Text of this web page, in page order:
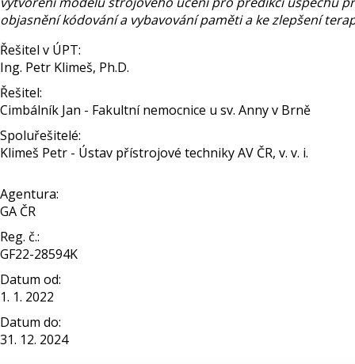
objasnění kódování a vybavování paměti a ke zlepšení
Řešitel v ÚPT:
Ing. Petr Klimeš, Ph.D.
Řešitel:
Cimbálník Jan - Fakultní nemocnice u sv. Anny v Brně
Spoluřešitelé:
Klimeš Petr - Ústav přístrojové techniky AV ČR, v. v. i.
Agentura:
GA ČR
Reg. č.:
GF22-28594K
Datum od:
1. 1. 2022
Datum do:
31. 12. 2024